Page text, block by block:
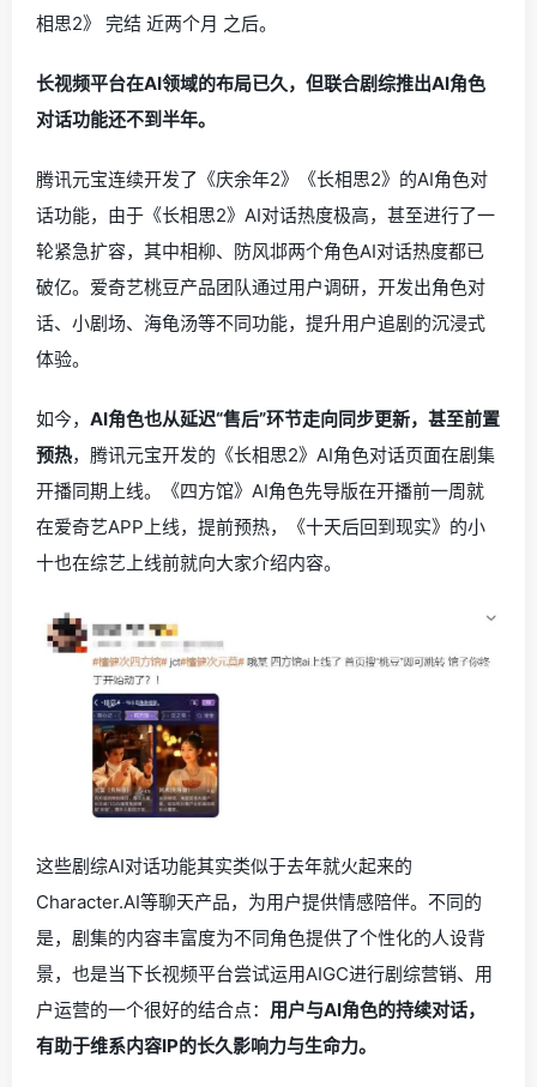
相思2》 完结 近两个月 之后。
长视频平台在AI领域的布局已久，但联合剧综推出AI角色
对话功能还不到半年。
腾讯元宝连续开发了《庆余年2》《长相思2》的AI角色对
话功能，由于《长相思2》AI对话热度极高，甚至进行了一
轮紧急扩容，其中相柳、防风邶两个角色AI对话热度都已
破亿。爱奇艺桃豆产品团队通过用户调研，开发出角色对
话、小剧场、海龟汤等不同功能，提升用户追剧的沉浸式
体验。
如今， AI角色也从延迟“售后”环节走向同步更新，甚至前置
预热，腾讯元宝开发的《长相思2》AI角色对话页面在剧集
开播同期上线。《四方馆》AI角色先导版在开播前一周就
在爱奇艺APP上线，提前预热，《十天后回到现实》的小
十也在综艺上线前就向大家介绍内容。
这些剧综AI对话功能其实类似于去年就火起来的
Character.AI等聊天产品，为用户提供情感陪伴。不同的
是，剧集的内容丰富度为不同角色提供了个性化的人设背
景，也是当下长视频平台尝试运用AIGC进行剧综营销、用
户运营的一个很好的结合点： 用户与AI角色的持续对话，
有助于维系内容IP的长久影响力与生命力。